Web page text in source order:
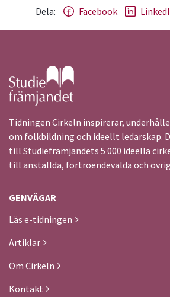
Dela: Facebook
Gå till studiefrämjandets startsida
Tidningen Cirkeln inspirerar,
om folkbildning och ideellt ledarskap.
till Studiefrämjandets 5 000 ideella
till anställda, förtroendevalda och
GENVÄGAR
Läs e-tidningen
Artiklar
Om Cirkeln
Kontakt